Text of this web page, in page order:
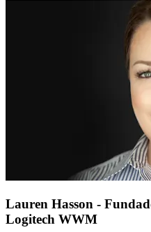
Lauren Hasson -
Logitech WWM